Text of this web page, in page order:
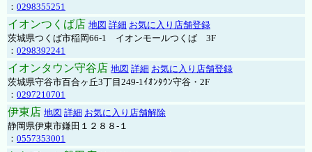
： 0298355251
イオンつくば店 地図 詳細 お気に入り店舗登録
茨城県つくば市稲岡66-1 イオンモールつくば 3F
： 0298392241
イオンタウン守谷店 地図 詳細 お気に入り店舗登録
茨城県守谷市百合ヶ丘3丁目249-1ｲｵﾝﾀｳﾝ守谷・2F
： 0297210701
伊東店 地図 詳細 お気に入り店舗解除
静岡県伊東市鎌田１２８８-１
： 0557353001